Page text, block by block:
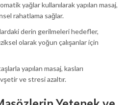
yağlar kullanılarak yapılan masaj,
rahatlama sağlar.
derin gerilmeleri hedefler,
olarak yoğun çalışanlar için
yapılan masaj, kasları
ve stresi azaltır.